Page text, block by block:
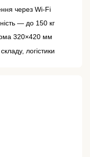
через Wi-Fi
— до 150 кг
320×420 мм
логістики